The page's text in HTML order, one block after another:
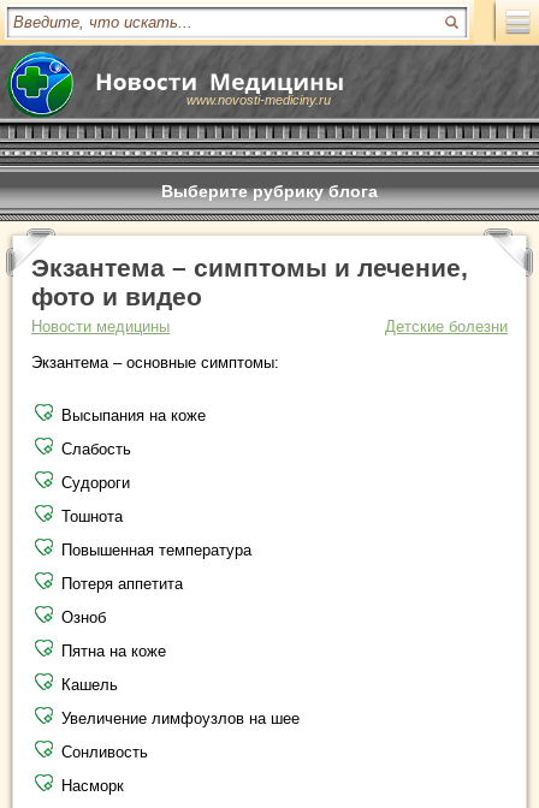
www.novosti-mediciny.ru
Выберите рубрику блога
Экзантема – симптомы и лечение,
фото и видео
Новости медицины
Детские болезни
Экзантема – основные симптомы:
Высыпания на коже
Слабость
Судороги
Тошнота
Повышенная температура
Потеря аппетита
Озноб
Пятна на коже
Кашель
Увеличение лимфоузлов на шее
Сонливость
Насморк